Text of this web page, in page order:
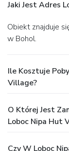
Jaki Jest Adres
Obiekt znajduje się pod adresem Barangay Valladolid, Loboc
w Bohol.
Ile Kosztuje
Village?
O Której Jest
Loboc Nipa Hut
Czy W Loboc